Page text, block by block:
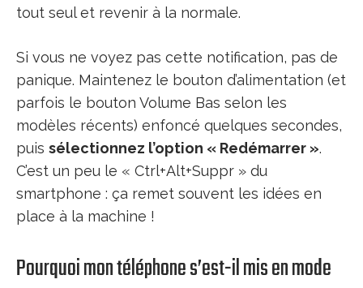
tout seul et revenir à la normale.
Si vous ne voyez pas cette notification, pas de
panique. Maintenez le bouton d’alimentation (et
parfois le bouton Volume Bas selon les
modèles récents) enfoncé quelques secondes,
puis sélectionnez l’option « Redémarrer ».
C’est un peu le « Ctrl+Alt+Suppr » du
smartphone : ça remet souvent les idées en
place à la machine !
Pourquoi mon téléphone s’est-il mis en mode